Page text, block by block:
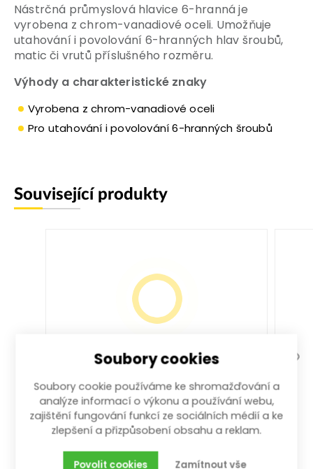
Nástrčná průmyslová hlavice 6-hranná je
vyrobena z chrom-vanadiové oceli. Umožňuje
utahování i povolování 6-hranných hlav šroubů,
matic či vrutů příslušného rozměru.
Výhody a charakteristické znaky
Vyrobena z chrom-vanadiové oceli
Pro utahování i povolování 6-hranných šroubů
Související produkty
ráčna přepínací 3/4" 510 mm s
vyhaz. 24z.
510 mm; 3/4"
více než 10 ks
Soubory cookies
Soubory cookie používáme ke shromažďování a
analýze informací o výkonu a používání webu,
zajištění fungování funkcí ze sociálních médií a ke
zlepšení a přizpůsobení obsahu a reklam.
Zamítnout vše
Povolit cookies